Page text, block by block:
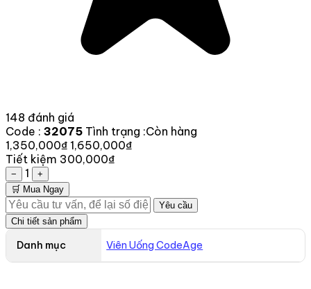
148 đánh giá
Code : 32075 Tình trạng :Còn hàng
1,350,000₫ 1,650,000₫
Tiết kiệm 300,000₫
− 1
+
🛒 Mua Ngay
Yêu cầu
Chi tiết sản phẩm
Danh mục Viên Uống CodeAge